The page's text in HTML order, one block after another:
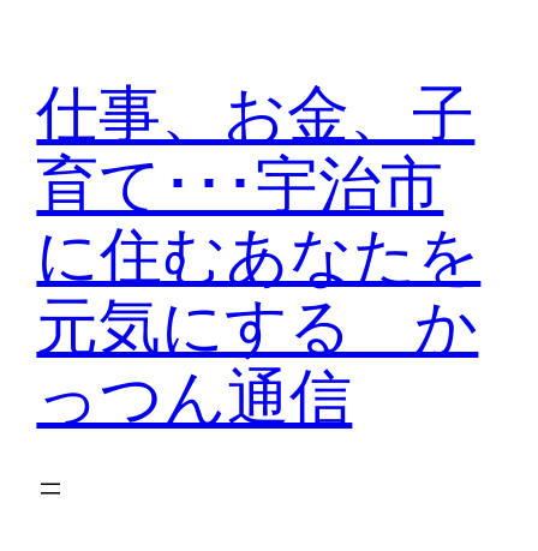
仕事、お金、子
育て･･･宇治市
に住むあなたを
元気にする か
っつん通信